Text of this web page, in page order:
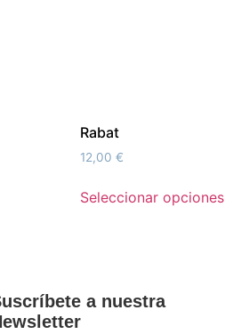
Rabat
12,00€
Seleccionar opciones
a nuestra